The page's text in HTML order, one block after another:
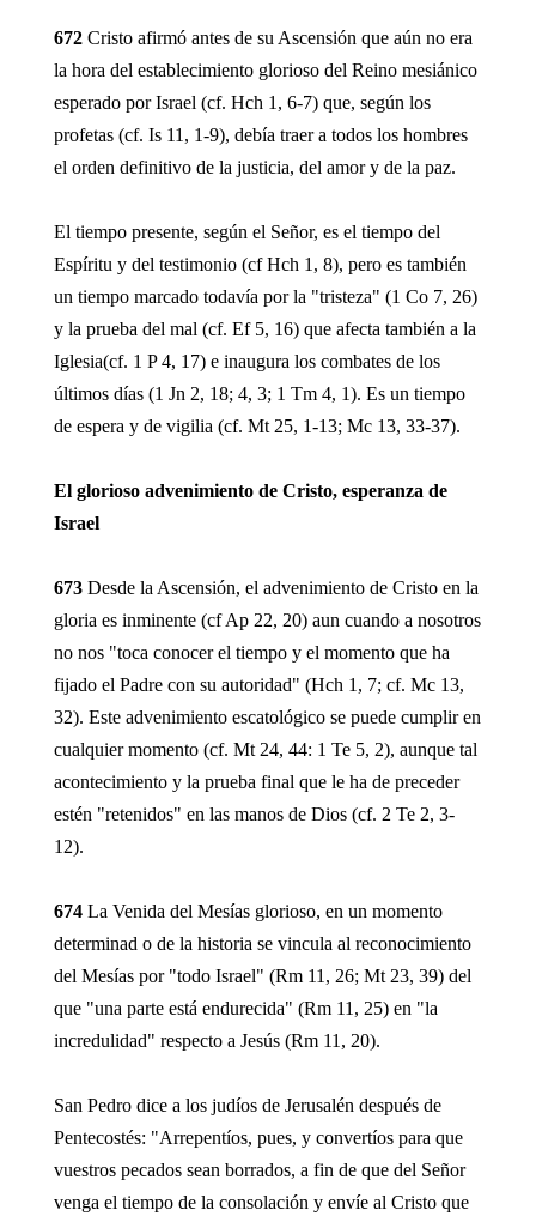
672Cristo afirmó antes de su Ascensión que aún no era
la hora del establecimiento glorioso del Reino mesiánico
esperado por Israel (cf. Hch 1, 6-7) que, según los
profetas (cf. Is 11, 1-9), debía traer a todos los hombres
el orden definitivo de la justicia, del amor y de la paz.
El tiempo presente, según el Señor, es el tiempo del
Espíritu y del testimonio (cf Hch 1, 8), pero es también
un tiempo marcado todavía por la "tristeza" (1 Co 7, 26)
y la prueba del mal (cf. Ef 5, 16) que afecta también a la
Iglesia(cf. 1 P 4, 17) e inaugura los combates de los
últimos días (1 Jn 2, 18; 4, 3; 1 Tm 4, 1). Es un tiempo
de espera y de vigilia (cf. Mt 25, 1-13; Mc 13, 33-37).
El glorioso advenimiento de Cristo, esperanza de
Israel
673Desde la Ascensión, el advenimiento de Cristo en la
gloria es inminente (cf Ap 22, 20) aun cuando a nosotros
no nos "toca conocer el tiempo y el momento que ha
fijado el Padre con su autoridad" (Hch 1, 7; cf. Mc 13,
32). Este advenimiento escatológico se puede cumplir en
cualquier momento (cf. Mt 24, 44: 1 Te 5, 2), aunque tal
acontecimiento y la prueba final que le ha de preceder
estén "retenidos" en las manos de Dios (cf. 2 Te 2, 3-
12).
674La Venida del Mesías glorioso, en un momento
determinad o de la historia se vincula al reconocimiento
del Mesías por "todo Israel" (Rm 11, 26; Mt 23, 39) del
que "una parte está endurecida" (Rm 11, 25) en "la
incredulidad" respecto a Jesús (Rm 11, 20).
San Pedro dice a los judíos de Jerusalén después de
Pentecostés: "Arrepentíos, pues, y convertíos para que
vuestros pecados sean borrados, a fin de que del Señor
venga el tiempo de la consolación y envíe al Cristo que